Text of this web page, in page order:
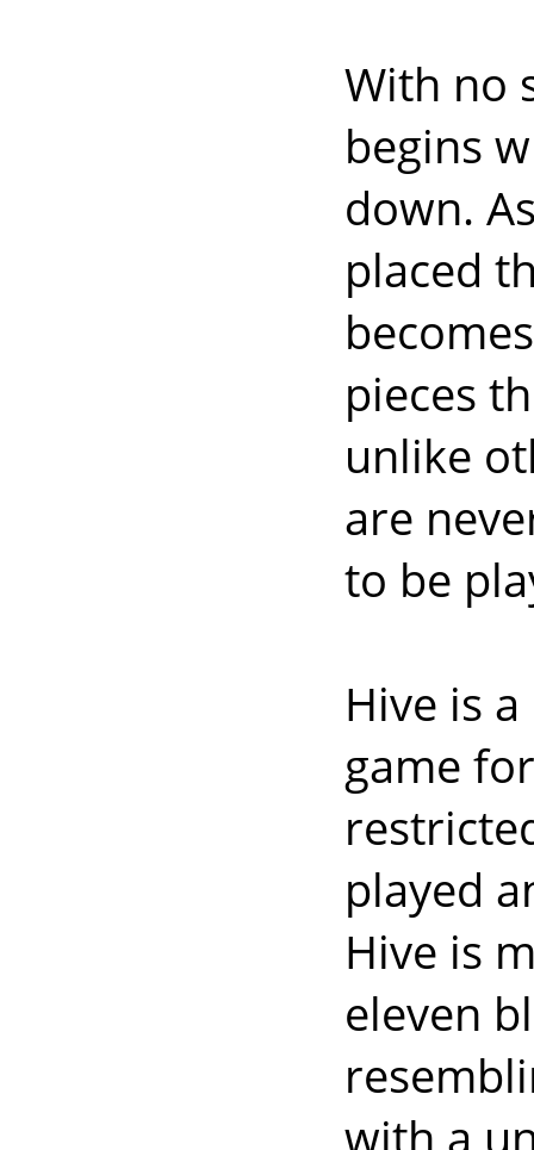
With no
begins
down.
placed
pieces
unlike
are
to be
Hive is
game
played
Hive is
eleven
with a